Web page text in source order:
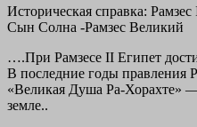
Историческая справка:
Сын Солна -Рамзес Великий
….При Рамзесе II Египет
В последние годы правления
«Великая Душа Ра-Хорахте»
земле..